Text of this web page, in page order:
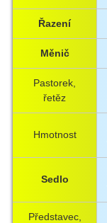
Řazení
Měnič
Pastorek,
řetěz
Hmotnost
Sedlo
Představec,